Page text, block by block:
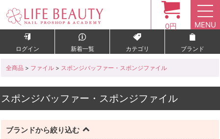
0円 MENU
ログイン 新着一覧 カテゴリ ブランド
全商品 > ファイル > スポンジバッファー・スポンジファイル
スポンジバッファー・スポンジファイル
ブランドから絞り込む